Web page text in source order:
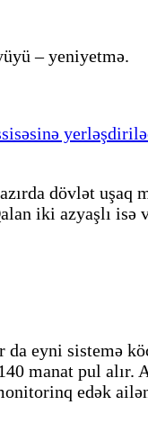
– yeniyetmə.
dövlət uşaq
iki azyaşlı
eyni sistemə
manat pul alır.
edək